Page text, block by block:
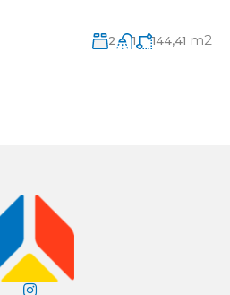
2 1 144,41 m2